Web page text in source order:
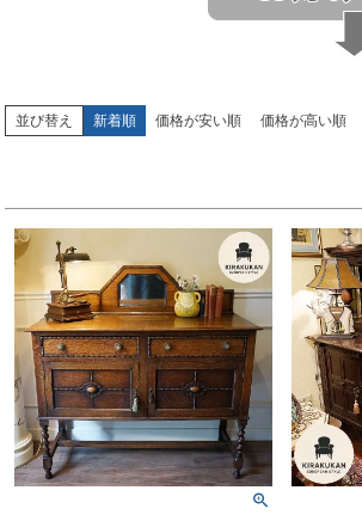
並び替え 新着順 価格が安い順 価格が高い順